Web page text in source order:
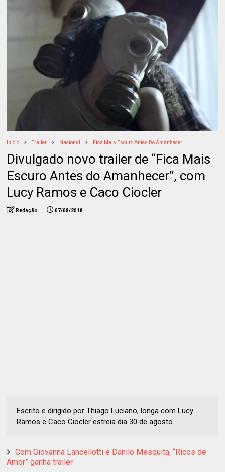
Início Trailer Nacional Fica Mais Escuro Antes Do Amanhecer
Divulgado novo trailer de “Fica Mais
Escuro Antes do Amanhecer”, com
Lucy Ramos e Caco Ciocler
Redação 07/08/2018
Escrito e dirigido por Thiago Luciano, longa com Lucy
Ramos e Caco Ciocler estreia dia 30 de agosto
Com Giovanna Lancellotti e Danilo Mesquita, “Ricos de
Amor” ganha trailer